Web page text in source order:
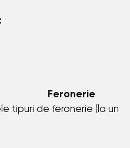
Feronerie
tipuri de feronerie (la un